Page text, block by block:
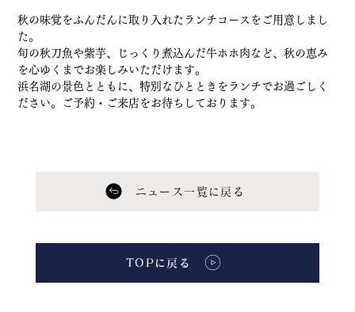
TOPに戻る
ニュース一覧に戻る
秋の味覚をふんだんに取り入れたランチコースをご用意しまし
た。
旬の秋刀魚や紫芋、じっくり煮込んだ牛ホホ肉など、秋の恵み
を心ゆくまでお楽しみいただけます。
浜名湖の景色とともに、特別なひとときをランチでお過ごしく
ださい。ご予約・ご来店をお待ちしております。